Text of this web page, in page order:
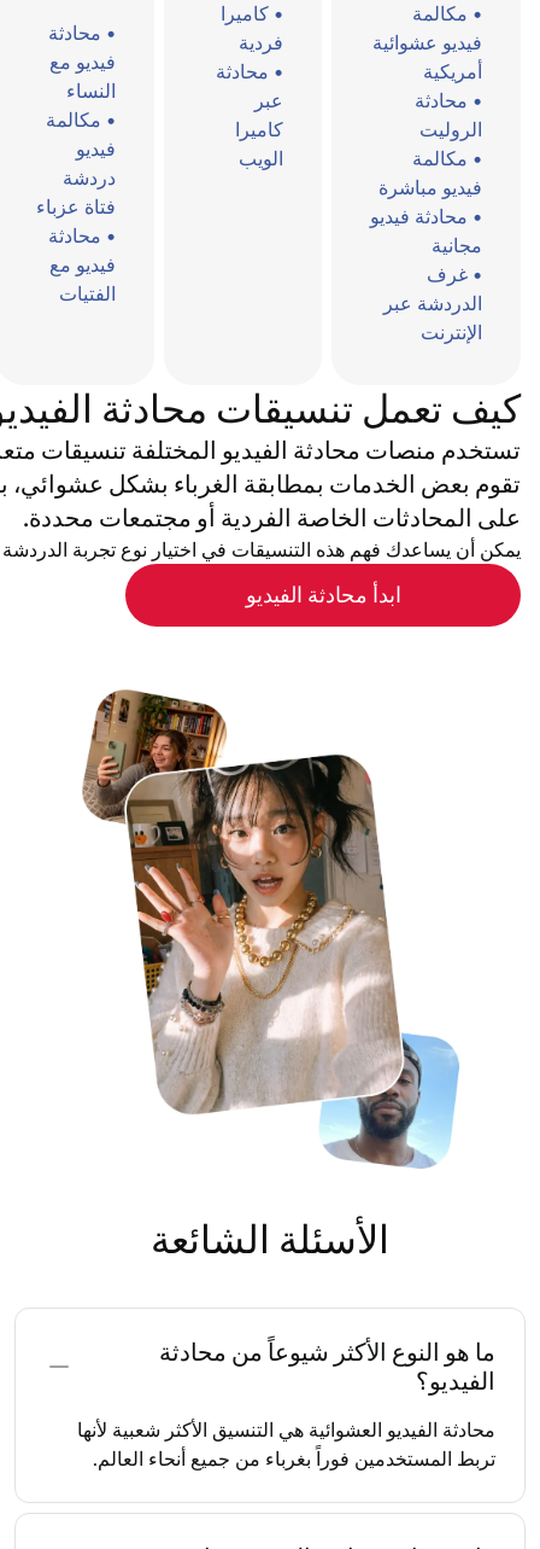
مكالمة
فيديو عشوائية
أمريكية
محادثة
الروليت
مكالمة
فيديو مباشرة
محادثة فيديو
مجانية
غرف
الدردشة عبر
الإنترنت
كاميرا
فردية
محادثة
عبر
كاميرا
الويب
محادثة
فيديو مع
النساء
مكالمة
فيديو
دردشة
فتاة عزباء
محادثة
فيديو مع
الفتيات
كيف تعمل تنسيقات محادثة
تستخدم منصات محادثة الفيديو المختلفة تنسيقات
تقوم بعض الخدمات بمطابقة الغرباء بشكل عشوائي،
على المحادثات الخاصة الفردية أو مجتمعات محددة.
يمكن أن يساعدك فهم هذه التنسيقات في اختيار نوع تجربة
ابدأ محادثة الفيديو
الأسئلة الشائعة
ما هو النوع الأكثر شيوعاً من محادثة
الفيديو؟
محادثة الفيديو العشوائية هي التنسيق الأكثر شعبية لأنها
تربط المستخدمين فوراً بغرباء من جميع أنحاء العالم.